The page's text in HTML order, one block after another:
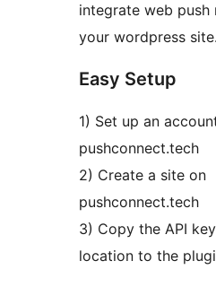
integrate web push
your wordpress site.
Easy Setup
1) Set up an
pushconnect.tech
2) Create a site on
pushconnect.tech
3) Copy the API
location to the